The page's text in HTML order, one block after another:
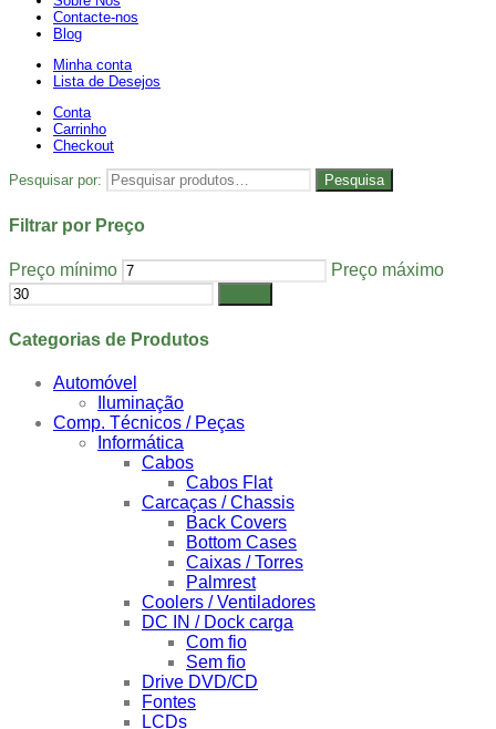
Contacte-nos
Blog
Minha conta
Lista de Desejos
Conta
Carrinho
Checkout
Pesquisar por: Pesquisa
Filtrar por Preço
Preço mínimo Preço máximo
Categorias de Produtos
Automóvel
Iluminação
Comp. Técnicos / Peças
Informática
Cabos
Cabos Flat
Carcaças / Chassis
Back Covers
Bottom Cases
Caixas / Torres
Palmrest
Coolers / Ventiladores
DC IN / Dock carga
Com fio
Sem fio
Drive DVD/CD
Fontes
LCDs